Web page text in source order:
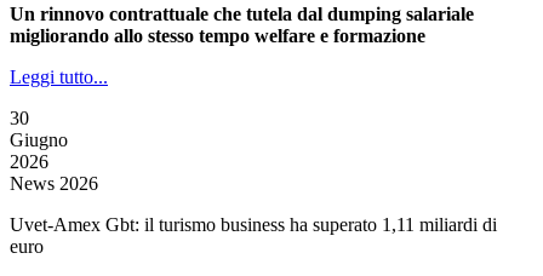
Un rinnovo contrattuale che tutela dal dumping salariale
migliorando allo stesso tempo welfare e formazione
Leggi tutto...
30
Giugno
2026
News 2026
Uvet-Amex Gbt: il turismo business ha superato 1,11 miliardi di
euro